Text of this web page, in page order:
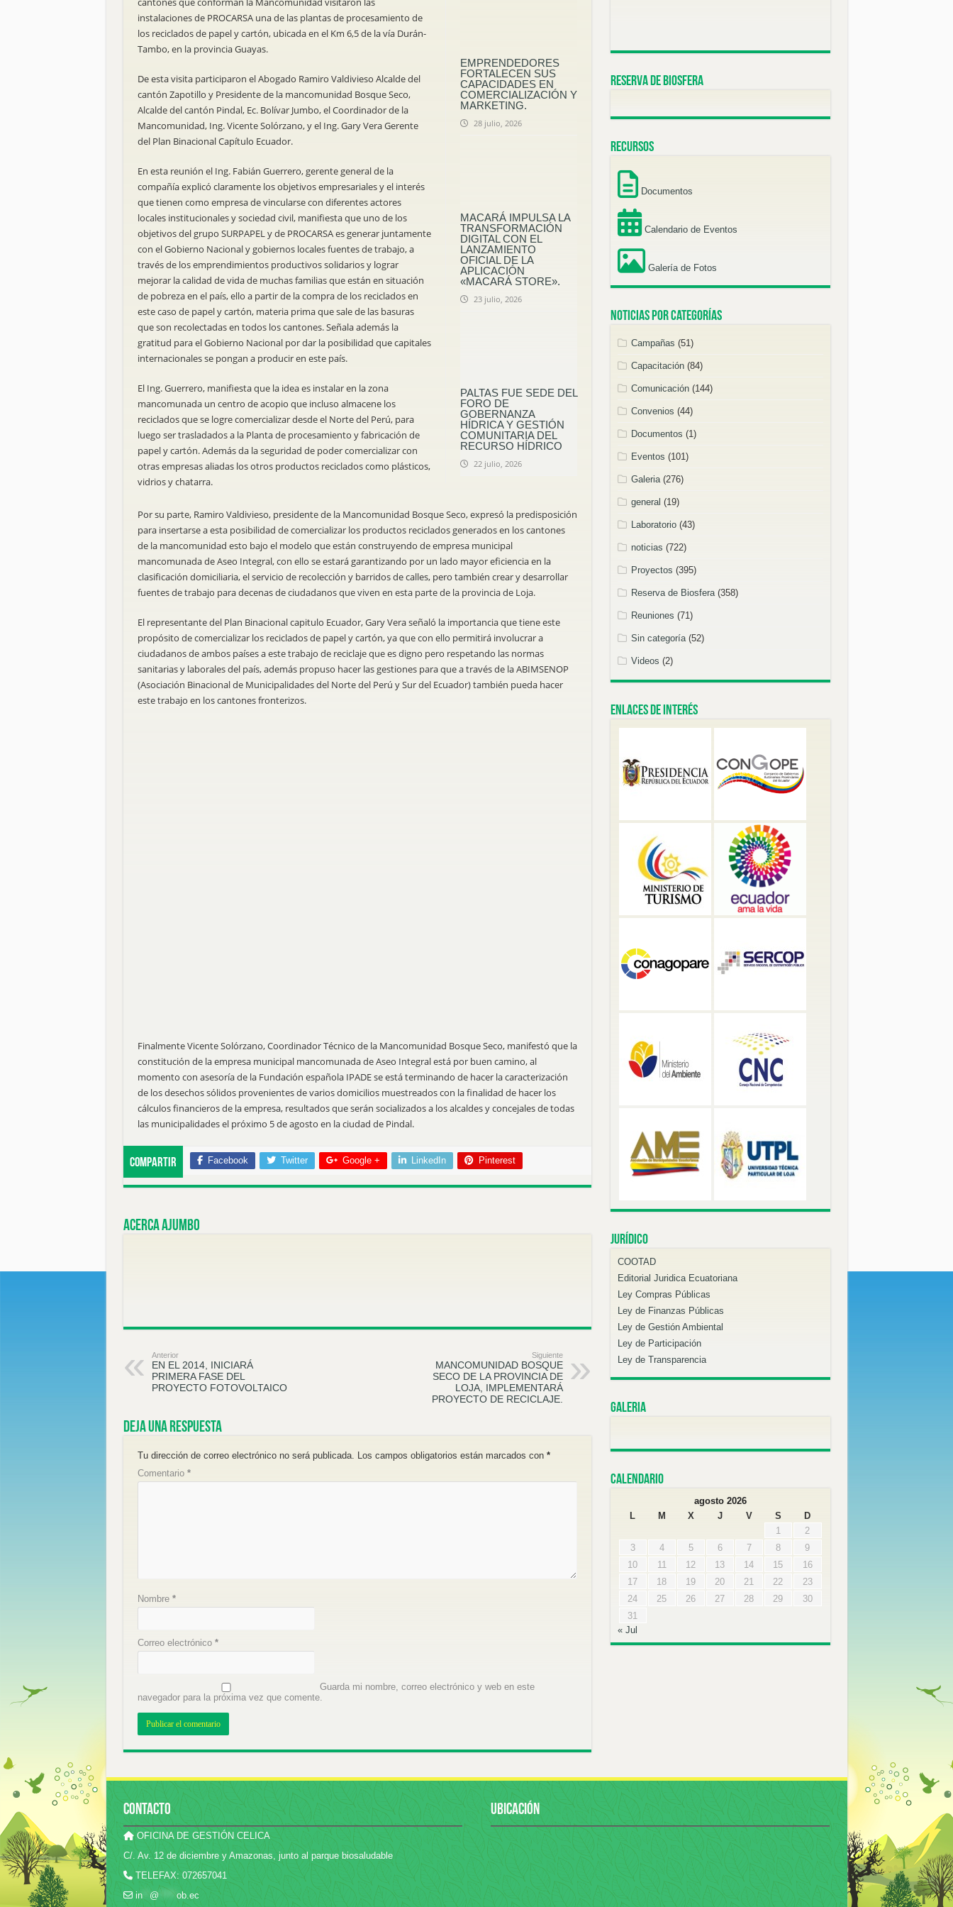
EMPRENDEDORES
FORTALECEN SUS
CAPACIDADES EN
COMERCIALIZACIÓN Y
MARKETING.
28 julio, 2026
MACARÁ IMPULSA LA
TRANSFORMACIÓN
DIGITAL CON EL
LANZAMIENTO
OFICIAL DE LA
APLICACIÓN
«MACARÁ STORE».
23 julio, 2026
PALTAS FUE SEDE DEL
FORO DE
GOBERNANZA
HÍDRICA Y GESTIÓN
COMUNITARIA DEL
RECURSO HÍDRICO
22 julio, 2026
instalaciones de PROCARSA una de las plantas de procesamiento de
los reciclados de papel y cartón, ubicada en el Km 6,5 de la vía Durán-
Tambo, en la provincia Guayas.
De esta visita participaron el Abogado Ramiro Valdivieso Alcalde del
cantón Zapotillo y Presidente de la mancomunidad Bosque Seco,
Alcalde del cantón Pindal, Ec. Bolívar Jumbo, el Coordinador de la
Mancomunidad, Ing. Vicente Solórzano, y el Ing. Gary Vera Gerente
del Plan Binacional Capítulo Ecuador.
En esta reunión el Ing. Fabián Guerrero, gerente general de la
compañía explicó claramente los objetivos empresariales y el interés
que tienen como empresa de vincularse con diferentes actores
locales institucionales y sociedad civil, manifiesta que uno de los
objetivos del grupo SURPAPEL y de PROCARSA es generar juntamente
con el Gobierno Nacional y gobiernos locales fuentes de trabajo, a
través de los emprendimientos productivos solidarios y lograr
mejorar la calidad de vida de muchas familias que están en situación
de pobreza en el país, ello a partir de la compra de los reciclados en
este caso de papel y cartón, materia prima que sale de las basuras
que son recolectadas en todos los cantones. Señala además la
gratitud para el Gobierno Nacional por dar la posibilidad que capitales
internacionales se pongan a producir en este país.
El Ing. Guerrero, manifiesta que la idea es instalar en la zona
mancomunada un centro de acopio que incluso almacene los
reciclados que se logre comercializar desde el Norte del Perú, para
luego ser trasladados a la Planta de procesamiento y fabricación de
papel y cartón. Además da la seguridad de poder comercializar con
otras empresas aliadas los otros productos reciclados como plásticos,
vidrios y chatarra.
Por su parte, Ramiro Valdivieso, presidente de la Mancomunidad Bosque Seco, expresó la predisposición
para insertarse a esta posibilidad de comercializar los productos reciclados generados en los cantones
de la mancomunidad esto bajo el modelo que están construyendo de empresa municipal
mancomunada de Aseo Integral, con ello se estará garantizando por un lado mayor eficiencia en la
clasificación domiciliaria, el servicio de recolección y barridos de calles, pero también crear y desarrollar
fuentes de trabajo para decenas de ciudadanos que viven en esta parte de la provincia de Loja.
El representante del Plan Binacional capitulo Ecuador, Gary Vera señaló la importancia que tiene este
propósito de comercializar los reciclados de papel y cartón, ya que con ello permitirá involucrar a
ciudadanos de ambos países a este trabajo de reciclaje que es digno pero respetando las normas
sanitarias y laborales del país, además propuso hacer las gestiones para que a través de la ABIMSENOP
(Asociación Binacional de Municipalidades del Norte del Perú y Sur del Ecuador) también pueda hacer
este trabajo en los cantones fronterizos.
Finalmente Vicente Solórzano, Coordinador Técnico de la Mancomunidad Bosque Seco, manifestó que la
constitución de la empresa municipal mancomunada de Aseo Integral está por buen camino, al
momento con asesoría de la Fundación española IPADE se está terminando de hacer la caracterización
de los desechos sólidos provenientes de varios domicilios muestreados con la finalidad de hacer los
cálculos financieros de la empresa, resultados que serán socializados a los alcaldes y concejales de todas
las municipalidades el próximo 5 de agosto en la ciudad de Pindal.
Compartir Facebook Twitter Google + LinkedIn Pinterest
Acerca ajumbo
Anterior
EN EL 2014, INICIARÁ
PRIMERA FASE DEL
PROYECTO FOTOVOLTAICO
Siguiente
MANCOMUNIDAD BOSQUE
SECO DE LA PROVINCIA DE
LOJA, IMPLEMENTARÁ
PROYECTO DE RECICLAJE.
Deja una respuesta
Tu dirección de correo electrónico no será publicada. Los campos obligatorios están marcados con *
Comentario *
Nombre *
Correo electrónico *
Guarda mi nombre, correo electrónico y web en este
navegador para la próxima vez que comente.
Reserva de Biosfera
Recursos
Documentos
Calendario de Eventos
Galería de Fotos
Noticias por categorías
Campañas (51)
Capacitación (84)
Comunicación (144)
Convenios (44)
Documentos (1)
Eventos (101)
Galeria (276)
general (19)
Laboratorio (43)
noticias (722)
Proyectos (395)
Reserva de Biosfera (358)
Reuniones (71)
Sin categoría (52)
Videos (2)
Enlaces de Interés
Jurídico
COOTAD
Editorial Juridica Ecuatoriana
Ley Compras Públicas
Ley de Finanzas Públicas
Ley de Gestión Ambiental
Ley de Participación
Ley de Transparencia
Galeria
Calendario
agosto 2026
L
M X J V S
D
1
2
3
4 5 6 7 8
9
10
11 12 13 14 15
16
17
18 19 20 21 22
23
24
25 26 27 28 29
30
31
« Jul
CONTACTO
OFICINA DE GESTIÓN CELICA
C/. Av. 12 de diciembre y Amazonas, junto al parque biosaludable
TELEFAX: 072657041
in** @ ob.ec
UBICACIÓN